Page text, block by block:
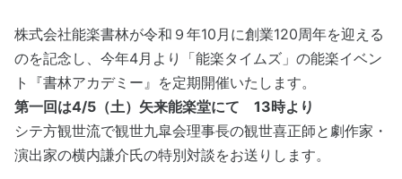
株式会社能楽書林が令和９年10月に創業120周年を迎える
のを記念し、今年4月より「能楽タイムズ」の能楽イベン
ト『書林アカデミー』を定期開催いたします。
第一回は4/5（土）矢来能楽堂にて 13時より
シテ方観世流で観世九皐会理事長の観世喜正師と劇作家・
演出家の横内謙介氏の特別対談をお送りします。